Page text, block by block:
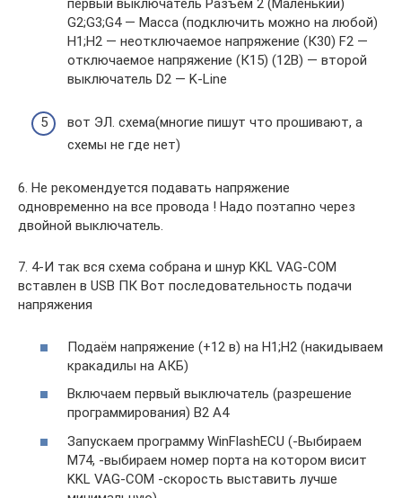
первый выключатель Разъем 2 (Маленький)
G2;G3;G4 — Масса (подключить можно на любой)
H1;H2 — неотключаемое напряжение (К30) F2 —
отключаемое напряжение (К15) (12В) — второй
выключатель D2 — K-Line
вот ЭЛ. схема(многие пишут что прошивают, а
схемы не где нет)
6. Не рекомендуется подавать напряжение
одновременно на все провода ! Надо поэтапно через
двойной выключатель.
7. 4-И так вся схема собрана и шнур KKL VAG-COM
вставлен в USB ПК Вот последовательность подачи
напряжения
Подаём напряжение (+12 в) на H1;H2 (накидываем
кракадилы на АКБ)
Включаем первый выключатель (разрешение
программирования) B2 A4
Запускаем программу WinFlashECU (-Выбираем
М74, -выбираем номер порта на котором висит
KKL VAG-COM -скорость выставить лучше